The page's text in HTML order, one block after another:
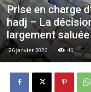
Prise en charge
hadj – La
largement saluée
26 janvier 2026 46